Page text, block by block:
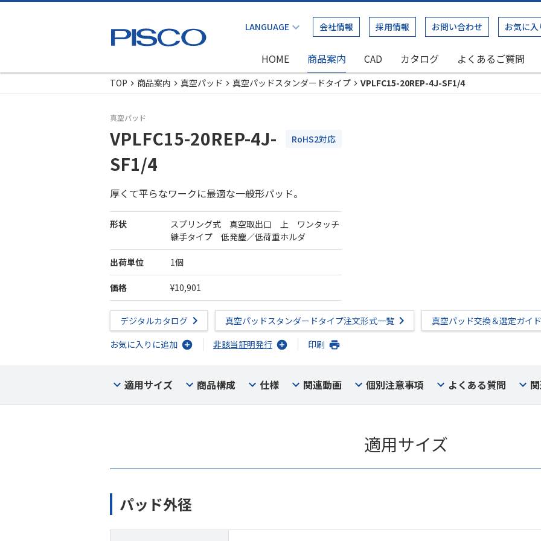
会社情報 採用情報 お問い合わせ お気に入
HOME 商品案内 CAD カタログ よくあるご質問
TOP
商品案内 真空パッド 真空パッドスタンダードタイプ VPLFC15-20REP-4J-SF1/4
真空パッド
VPLFC15-20REP-4J-
SF1/4
RoHS2対応
厚くて平らなワークに最適な一般形パッド。
形状
スプリング式 真空取出口 上 ワンタッチ
継手タイプ 低発塵／低荷重ホルダ
出荷単位 1個
価格 ¥10,901
デジタルカタログ 真空パッドスタンダードタイプ注文形式一覧
真空パッド交換＆選定ガイド
お気に入りに追加
非該当証明発行 印刷
適用サイズ 商品構成 仕様 関連動画 個別注意事項 よくある質問
適用サイズ
パッド外径